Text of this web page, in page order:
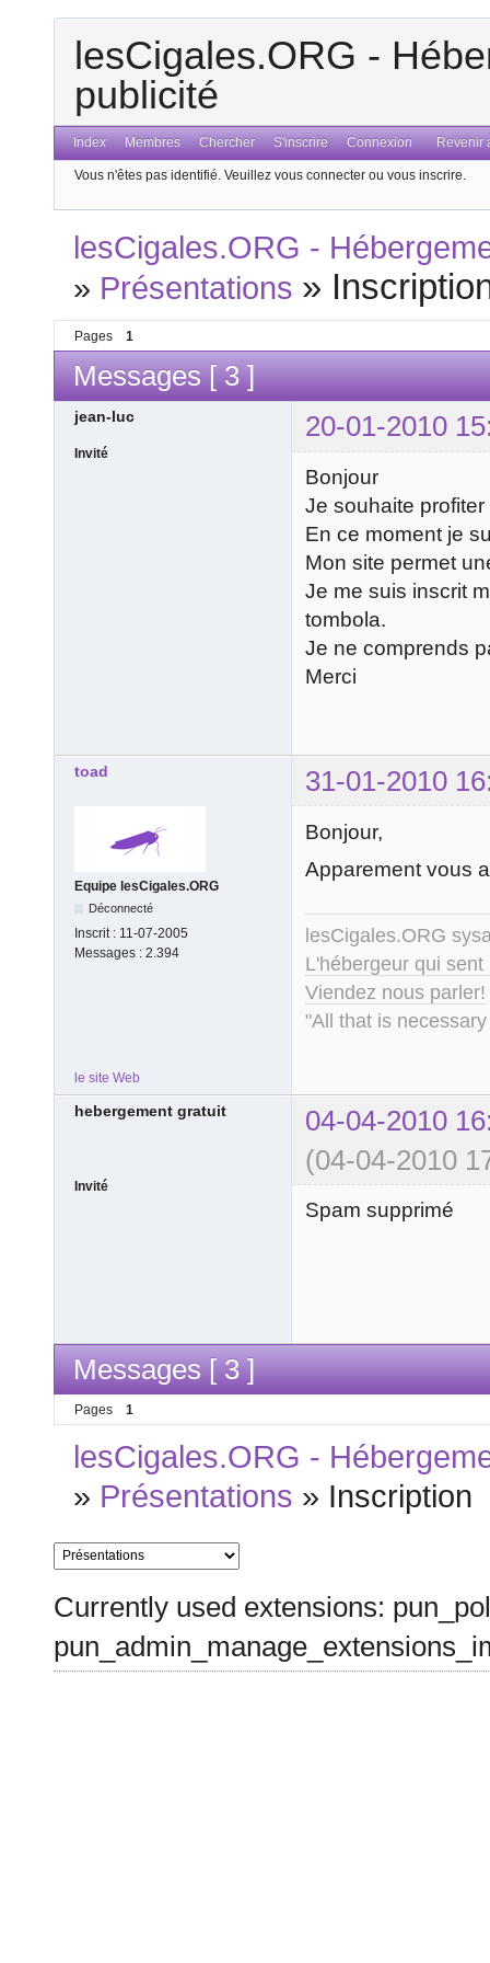
lesCigales.ORG -
publicité
Index Membres Chercher S'inscrire Connexion Revenir
Vous n'êtes pas identifié. Veuillez vous connecter ou vous inscrire.
lesCigales.ORG -
» Présentations »
Pages 1
Messages [ 3 ]
jean-luc 20-01-2010
Invité
Bonjour
Je souhaite
En ce moment je
Mon site permet
Je me suis inscrit
tombola.
Je ne comprends
Merci
toad 31-01-2010
Equipe lesCigales.ORG
Déconnecté
Inscrit : 11-07-2005
Messages : 2.394
Bonjour,
Apparement vous
lesCigales.ORG
L'hébergeur qui
Viendez nous parler!
"All that is
le site Web
hebergement gratuit
04-04-2010
(04-04-2010
Invité
Spam supprimé
Messages [ 3 ]
Pages 1
lesCigales.ORG -
» Présentations » Inscription
Currently used extensions: